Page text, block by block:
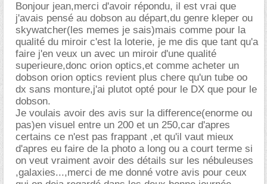
Bonjour jean,merci d'avoir répondu, il est vrai que
j'avais pensé au dobson au départ,du genre kleper ou
skywatcher(les memes je sais)mais comme pour la
qualité du miroir c'est la loterie, je me dis que tant qu'a
faire j'en veux un avec un miroir d'une qualité
superieure,donc orion optics,et comme acheter un
dobson orion optics revient plus chere qu'un tube oo
dx sans monture,j'ai plutot opté pour le DX que pour le
dobson.
Je voulais avoir des avis sur la difference(enorme ou
pas)en visuel entre un 200 et un 250,car d'apres
certains ce n'est pas frappant ,et qu'il vaut mieux
d'apres eu faire de la photo a long ou a court terme si
on veut vraiment avoir des détails sur les nébuleuses
,galaxies...,merci de me donné votre avis pour ceux